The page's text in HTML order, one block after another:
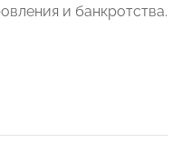
и банкротства.